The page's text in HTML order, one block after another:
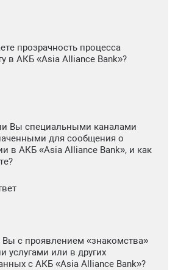
прозрачность процесса
в АКБ «Asia Alliance Bank»?
Вы специальными каналами
для сообщения о
в АКБ «Asia Alliance Bank», и как
Вы с проявлением «знакомства»
услугами или в других
с АКБ «Asia Alliance Bank»?